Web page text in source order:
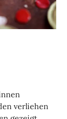
verliehen